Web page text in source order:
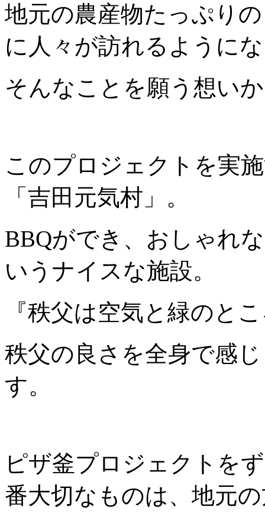
地元の農産物たっぷり
に人々が訪れるように
そんなことを願う想い
このプロジェクトを実
「吉田元気村」。
BBQができ、おしゃれ
いうナイスな施設。
『秩父は空気と緑の
秩父の良さを全身で感
す。
ピザ釜プロジェクトを
番大切なものは、地元